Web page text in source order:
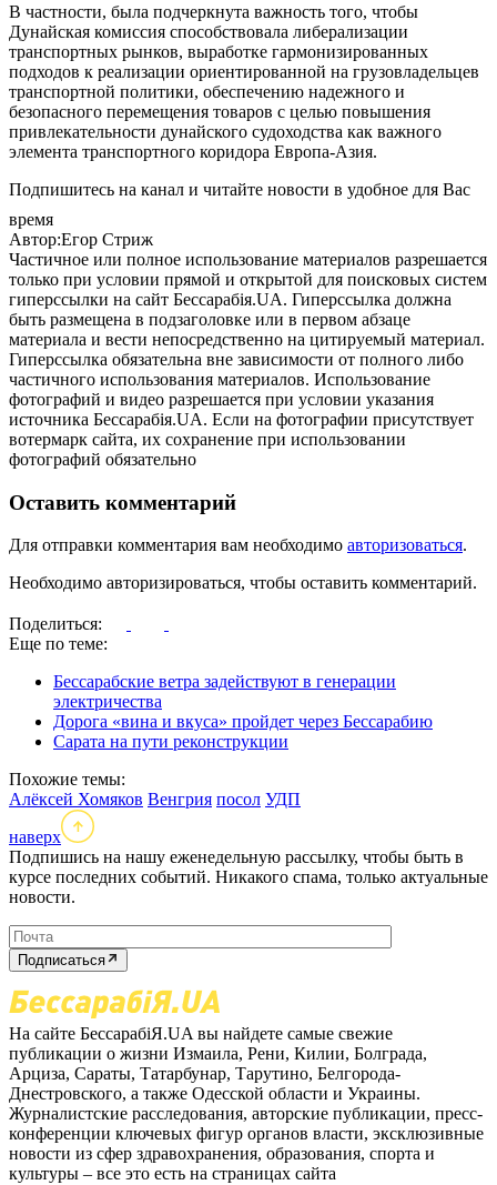
В частности, была подчеркнута важность того, чтобы
Дунайская комиссия способствовала либерализации
транспортных рынков, выработке гармонизированных
подходов к реализации ориентированной на грузовладельцев
транспортной политики, обеспечению надежного и
безопасного перемещения товаров с целью повышения
привлекательности дунайского судоходства как важного
элемента транспортного коридора Европа-Азия.
Подпишитесь на канал и читайте новости в удобное для Вас
время
Автор:Егор Стриж
Частичное или полное использование материалов разрешается
только при условии прямой и открытой для поисковых систем
гиперссылки на сайт Бессарабія.UA. Гиперссылка должна
быть размещена в подзаголовке или в первом абзаце
материала и вести непосредственно на цитируемый материал.
Гиперссылка обязательна вне зависимости от полного либо
частичного использования материалов. Использование
фотографий и видео разрешается при условии указания
источника Бессарабія.UA. Если на фотографии присутствует
вотермарк сайта, их сохранение при использовании
фотографий обязательно
Оставить комментарий
Для отправки комментария вам необходимо авторизоваться.
Необходимо авторизироваться, чтобы оставить комментарий.
Поделиться:
Еще по теме:
Бессарабские ветра задействуют в генерации
электричества
Дорога «вина и вкуса» пройдет через Бессарабию
Сарата на пути реконструкции
Похожие темы:
Алёксей Хомяков Венгрия посол УДП
наверх
Подпишись на нашу еженедельную рассылку, чтобы быть в
курсе последних событий. Никакого спама, только актуальные
новости.
Подписаться
На сайте БессарабіЯ.UA вы найдете самые свежие
публикации о жизни Измаила, Рени, Килии, Болграда,
Арциза, Сараты, Татарбунар, Тарутино, Белгорода-
Днестровского, а также Одесской области и Украины.
Журналистские расследования, авторские публикации, пресс-
конференции ключевых фигур органов власти, эксклюзивные
новости из сфер здравохранения, образования, спорта и
культуры – все это есть на страницах сайта